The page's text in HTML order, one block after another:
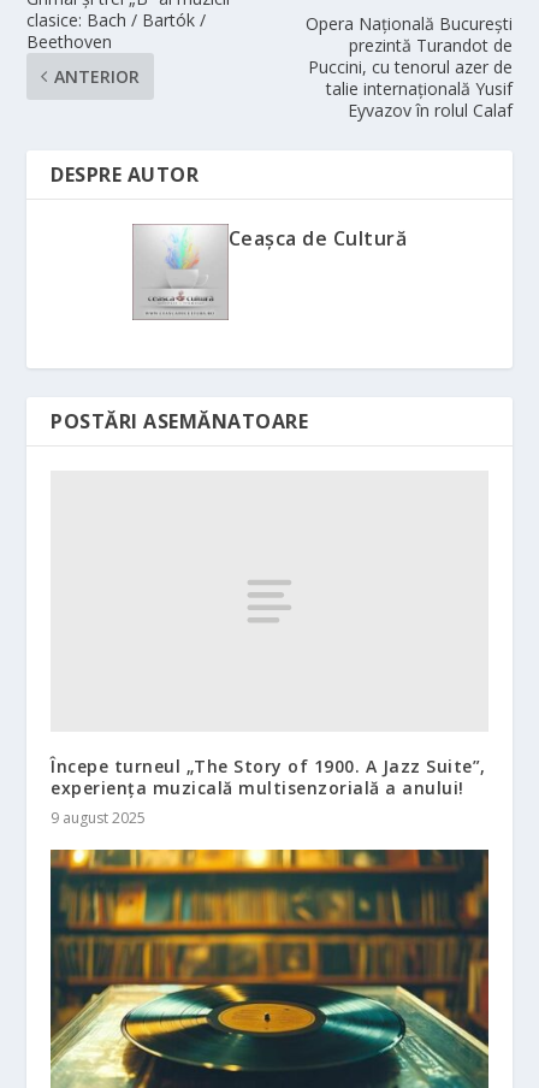
clasice: Bach / Bartók /
Beethoven
ANTERIOR
Opera Națională București
prezintă Turandot de
Puccini, cu tenorul azer de
talie internațională Yusif
Eyvazov în rolul Calaf
DESPRE AUTOR
Ceașca de Cultură
POSTĂRI ASEMĂNATOARE
Începe turneul „The Story of 1900. A Jazz Suite”,
experiența muzicală multisenzorială a anului!
9 august 2025